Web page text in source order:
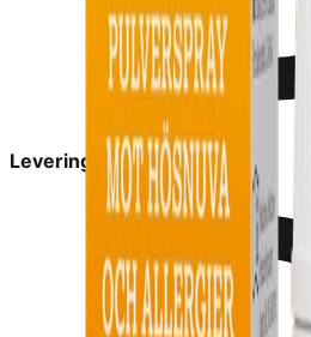
Leveringstid: 2-6 dage